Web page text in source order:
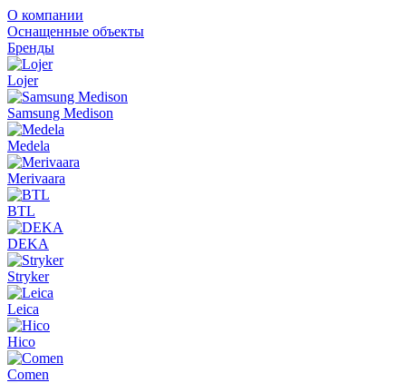
О компании
Оснащенные объекты
Бренды
Lojer
Samsung Medison
Medela
Merivaara
BTL
DEKA
Stryker
Leica
Hico
Comen